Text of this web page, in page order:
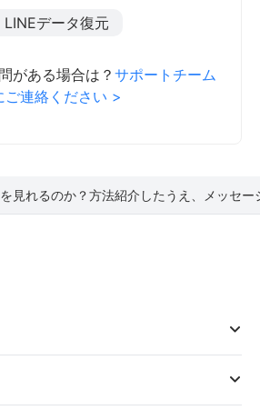
LINEデータ復元
がある場合は？ サポートチーム
ご連絡ください >
見れるのか？方法紹介したうえ、メッセー